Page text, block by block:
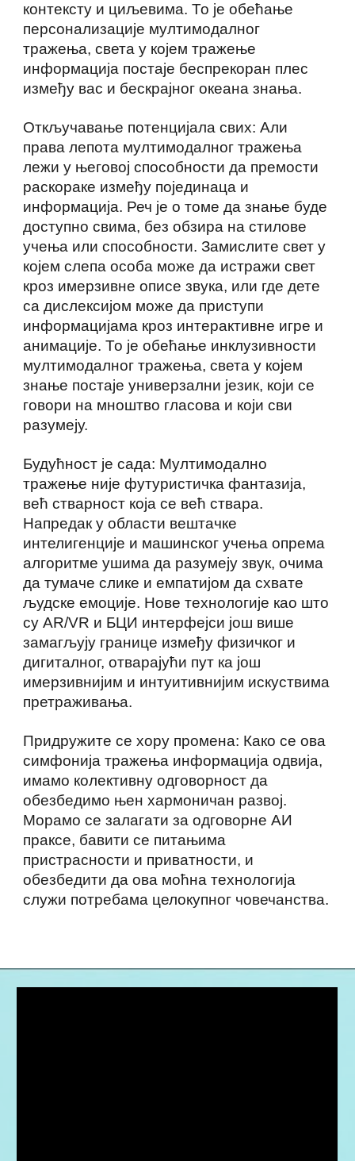
контексту и циљевима. То је обећање
персонализације мултимодалног
тражења, света у којем тражење
информација постаје беспрекоран плес
између вас и бескрајног океана знања.
Откључавање потенцијала свих: Али
права лепота мултимодалног тражења
лежи у његовој способности да премости
раскораке између појединаца и
информација. Реч је о томе да знање буде
доступно свима, без обзира на стилове
учења или способности. Замислите свет у
којем слепа особа може да истражи свет
кроз имерзивне описе звука, или где дете
са дислексијом може да приступи
информацијама кроз интерактивне игре и
анимације. То је обећање инклузивности
мултимодалног тражења, света у којем
знање постаје универзални језик, који се
говори на мноштво гласова и који сви
разумеју.
Будућност је сада: Мултимодално
тражење није футуристичка фантазија,
већ стварност која се већ ствара.
Напредак у области вештачке
интелигенције и машинског учења опрема
алгоритме ушима да разумеју звук, очима
да тумаче слике и емпатијом да схвате
људске емоције. Нове технологије као што
су AR/VR и БЦИ интерфејси још више
замагљују границе између физичког и
дигиталног, отварајући пут ка још
имерзивнијим и интуитивнијим искуствима
претраживања.
Придружите се хору промена: Како се ова
симфонија тражења информација одвија,
имамо колективну одговорност да
обезбедимо њен хармоничан развој.
Морамо се залагати за одговорне АИ
праксе, бавити се питањима
пристрасности и приватности, и
обезбедити да ова моћна технологија
служи потребама целокупног човечанства.